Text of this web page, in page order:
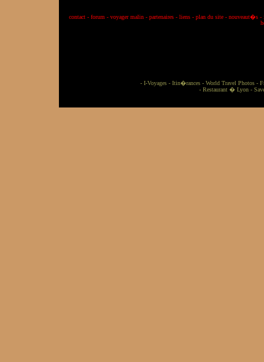
contact- forum - voyager malin- partenaires- liens- plan du site- nouveaut�s-
- I-Voyages- Itin�rances- World Travel Photos-
- Restaurant � Lyon-